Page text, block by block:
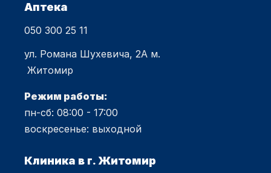
Аптека
050 300 25 11
ул. Романа Шухевича, 2А м.
Житомир
Режим работы:
пн-сб: 08:00 - 17:00
воскресенье: выходной
Клиника в г. Житомир